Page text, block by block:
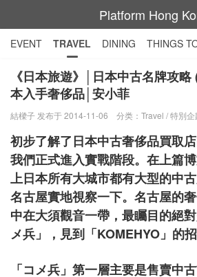
Platform Hong
EVENT TRAVEL DINING THINGS
SHOPPING AND STYLE CULTURE
NIGHT LIFE
《日本旅遊》│日本中古名牌攻
本入手奢侈品│安小菲
結樑子 发布于 2014-11-06 分类： Travel /特別企
初步了解了日本中古奢侈品買取
我們正式進入實戰階段。在上篇
上日本所有大城市都有大型的中
名古屋實地視察一下。名古屋的
中在大須觀音一帶，最矚目的絕
メ兵」，見到「KOMEHYO」的招
「コメ兵」第一層主要是售賣中